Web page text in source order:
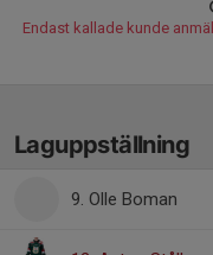
Endast kallade kunde
Laguppställning
9. Olle Boman